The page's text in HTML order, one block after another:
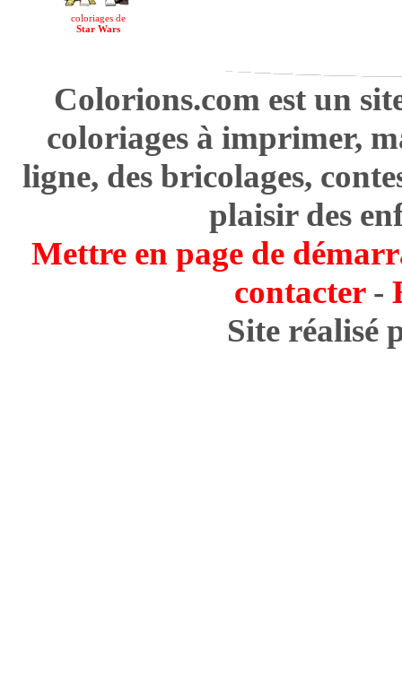
coloriages de
Star Wars
Colorions.com est un
coloriages à imprimer,
ligne, des bricolages,
plaisir des
Mettre en page de
contacter-
Site réalisé